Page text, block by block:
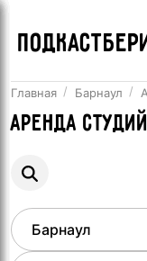
Главная Барнаул
Аренда студий